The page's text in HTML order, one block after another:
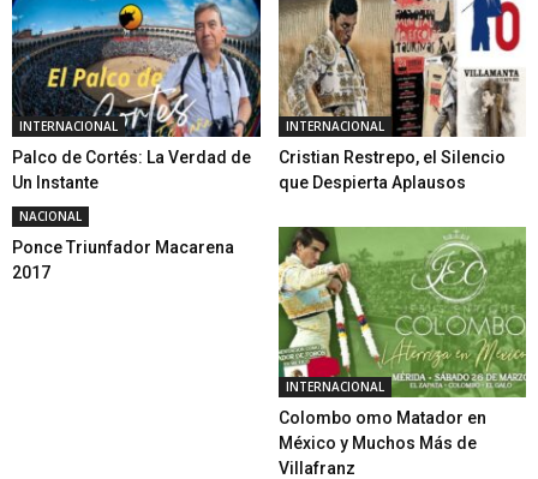
INTERNACIONAL
Palco de Cortés: La Verdad de
Un Instante
INTERNACIONAL
Cristian Restrepo, el Silencio
que Despierta Aplausos
NACIONAL
Ponce Triunfador Macarena
2017
INTERNACIONAL
Colombo omo Matador en
México y Muchos Más de
Villafranz